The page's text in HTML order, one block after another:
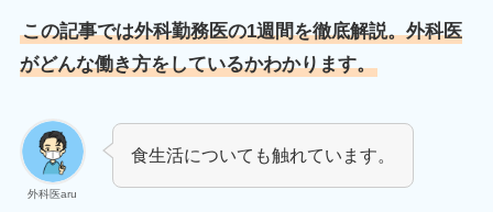
この記事では外科勤務医の1週間を徹底解説。外科医
がどんな働き方をしているかわかります。
外科医aru
食生活についても触れています。